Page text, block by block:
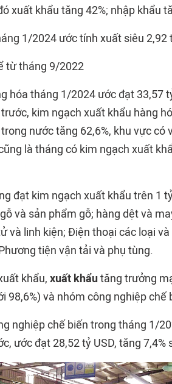
xuất khẩu tăng 42%; nhập khẩu
1/2024 ước tính xuất siêu 2,92
từ tháng 9/2022
hóa tháng 1/2024 ước đạt 33,57
kim ngạch xuất khẩu hàng
nước tăng 62,6%, khu vực có
là tháng có kim ngạch xuất
đạt kim ngạch xuất khẩu trên 1
và sản phẩm gỗ; hàng dệt và
và linh kiện; Điện thoại các loại
tiện vận tải và phụ tùng.
khẩu, xuất khẩutăng trưởng
và nhóm công nghiệp chế
nghiệp chế biến trong tháng 1/
ước đạt 28,52 tỷ USD, tăng 7,4%